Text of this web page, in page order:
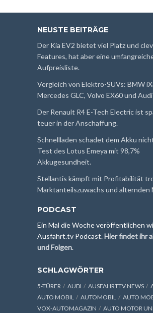
NEUSTE BEITRÄGE
Der Kia EV2 bietet viel Platz und
Features, hat aber eine
Aufpreisliste.
Vergleich von Elektro-SUVs: BMW
Mercedes GLC, Volvo EX60 und
Der Renault R4 E-Tech Electric ist
teuer in der Anschaffung.
Schnellladen schadet dem Akku
Test des Lotus Emeya mit 98,7%
Akkugesundheit.
Stellantis kämpft mit Profitabilität
Marktanteilszuwachs und alternden
PODCAST
Ein Mal die Woche veröffentlichen
Ausfahrt.tv Podcast.Hier findet ihr
und Folgen.
SCHLAGWÖRTER
5-TÜRER AUDI AUSFAHRTTV NEWS
AUTO MOBIL
AUTOMOBIL
AUTO
VOX-AUTOMAGAZIN
AUTO MOTOR